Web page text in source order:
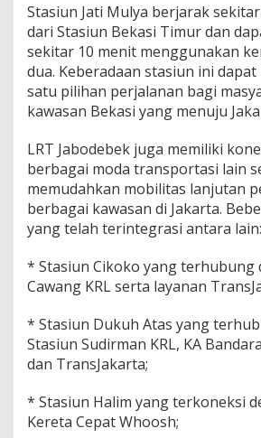
Stasiun Jati Mulya berjarak
dari Stasiun Bekasi Timur dan
sekitar 10 menit menggunakan
dua. Keberadaan stasiun ini dapat
satu pilihan perjalanan bagi
kawasan Bekasi yang menuju
LRT Jabodebek juga memiliki
berbagai moda transportasi lain
memudahkan mobilitas lanjutan
berbagai kawasan di Jakarta.
yang telah terintegrasi antara lain:
* Stasiun Cikoko yang terhubung
Cawang KRL serta layanan
* Stasiun Dukuh Atas yang
Stasiun Sudirman KRL, KA
dan TransJakarta;
* Stasiun Halim yang terkoneksi
Kereta Cepat Whoosh;